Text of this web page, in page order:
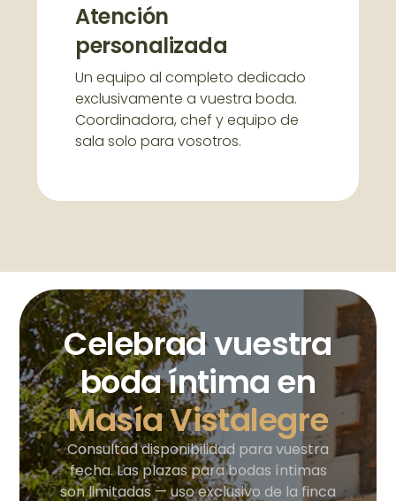
Atención
personalizada
Un equipo al completo dedicado
exclusivamente a vuestra boda.
Coordinadora, chef y equipo de
sala solo para vosotros.
Celebrad vuestra
boda íntima en
Masía Vistalegre
Consultad disponibilidad para vuestra
fecha. Las plazas para bodas íntimas
son limitadas — uso exclusivo de la finca